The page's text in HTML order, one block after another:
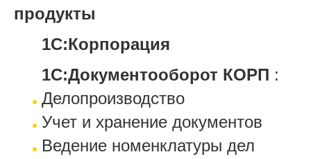
продукты
1С:Корпорация
1С:Документооборот КОРП :
Делопроизводство
Учет и хранение документов
Ведение номенклатуры дел